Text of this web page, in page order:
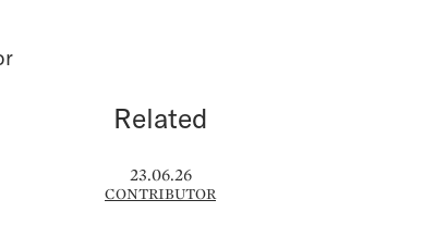
Related
23.06.26
CONTRIBUTOR